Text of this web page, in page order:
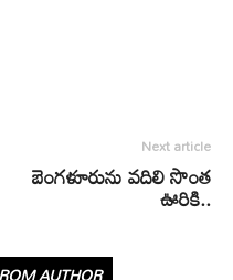
Next article
బెంగళూరును వదిలి సొంత
ఊరికి..